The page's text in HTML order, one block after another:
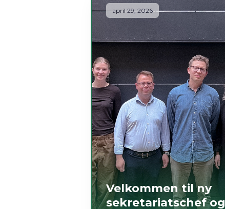
april 29, 2026
Velkommen til ny
sekretariatschef og